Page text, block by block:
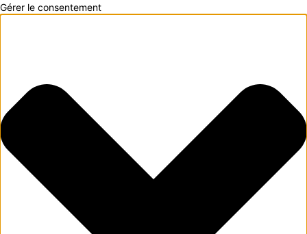
Gérer le consentement